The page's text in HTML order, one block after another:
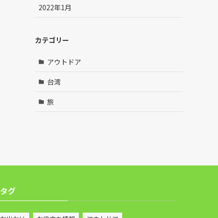
2022年1月
カテゴリー
アウトドア
台湾
旅
タグ